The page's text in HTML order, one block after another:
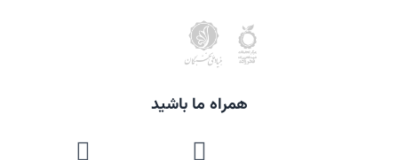
همراه ما باشید